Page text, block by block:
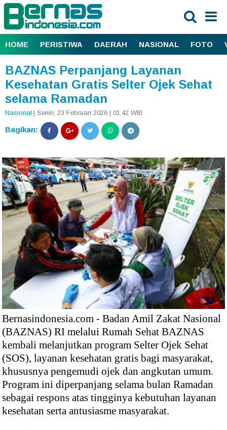
HOME PERISTIWA DAERAH NASIONAL FOTO
BAZNAS Perpanjang Layanan
Kesehatan Gratis Selter Ojek Sehat
selama Ramadan
Nasional | Senin, 23 Februari 2026 | 01.42 WIB
Bagikan:
Bernasindonesia.com - Badan Amil Zakat Nasional
(BAZNAS) RI melalui Rumah Sehat BAZNAS
kembali melanjutkan program Selter Ojek Sehat
(SOS), layanan kesehatan gratis bagi masyarakat,
khususnya pengemudi ojek dan angkutan umum.
Program ini diperpanjang selama bulan Ramadan
sebagai respons atas tingginya kebutuhan layanan
kesehatan serta antusiasme masyarakat.